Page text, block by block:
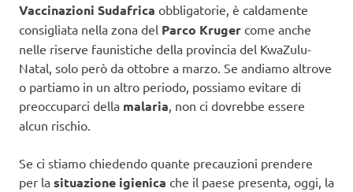
Vaccinazioni Sudafrica obbligatorie, è caldamente
consigliata nella zona del Parco Kruger come anche
nelle riserve faunistiche della provincia del KwaZulu-
Natal, solo però da ottobre a marzo. Se andiamo altrove
o partiamo in un altro periodo, possiamo evitare di
preoccuparci della malaria , non ci dovrebbe essere
alcun rischio.
Se ci stiamo chiedendo quante precauzioni prendere
per la situazione igienica che il paese presenta, oggi, la